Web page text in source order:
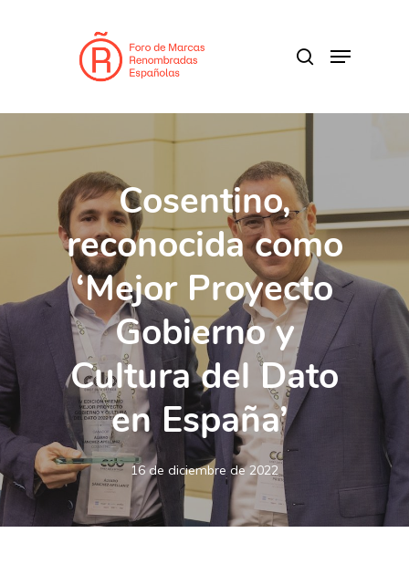
Menu
Cosentino,
reconocida como
‘Mejor Proyecto
Gobierno y
Cultura del Dato
en España’
16 de diciembre de 2022